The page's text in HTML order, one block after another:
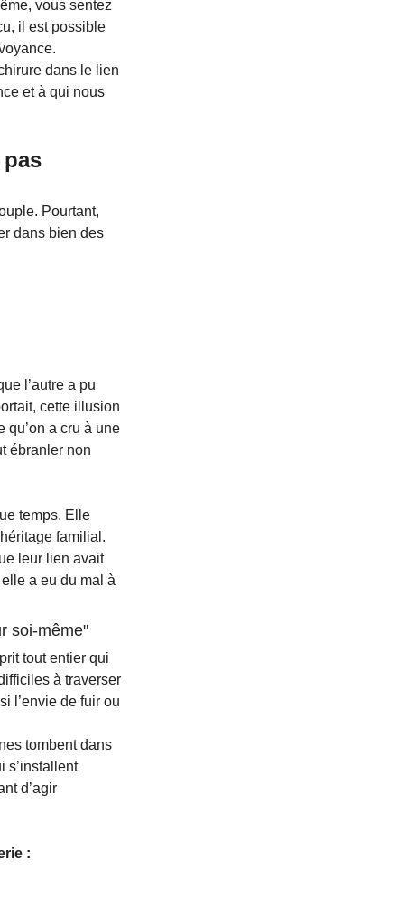
vous sentez
il est possible
dans le lien
et à qui nous
Pourtant,
dans bien des
l’autre a pu
cette illusion
qu’on a cru à une
ébranler non
temps. Elle
familial.
leur lien avait
a eu du mal à
soi-même"
tout entier qui
à traverser
l’envie de fuir ou
tombent dans
s’installent
d’agir
: